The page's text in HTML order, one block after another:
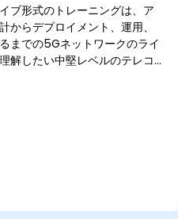
ブ形式のトレーニングは、ア
からデプロイメント、運用、
までの5Gネットワークのライ
解したい中堅レベルのテレコ
で開催されます。